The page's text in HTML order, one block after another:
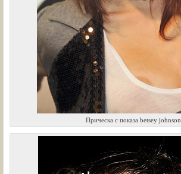
Прическа с показа betsey johnson